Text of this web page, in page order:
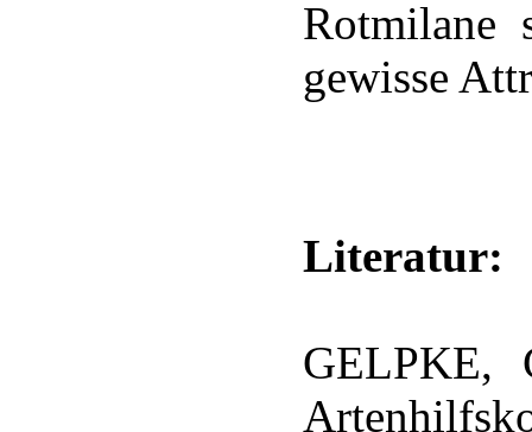
Rotmilane
gewisse
Literatur: